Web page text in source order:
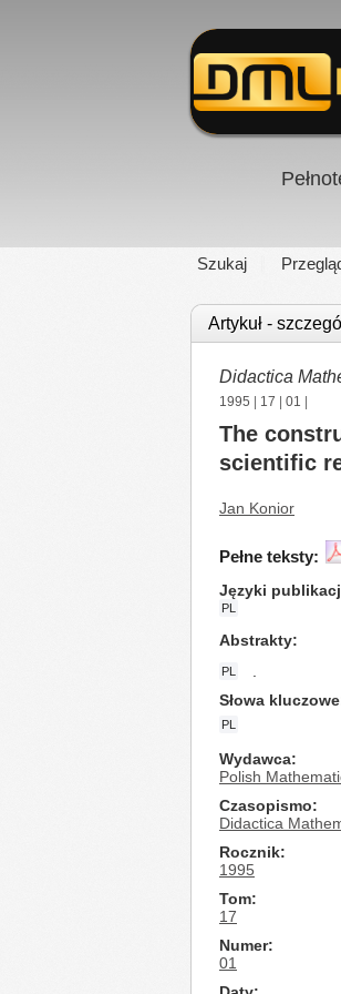
Szukaj
Artykuł -
Didactica
1995 17 01
The
scientific
Jan Konior
Pełne teksty:
Języki
PL
Abstrakty
PL
Słowa kluczowe
PL
Wydawca
Polish
Czasopismo
Didactica
Rocznik
1995
Tom
17
Numer
01